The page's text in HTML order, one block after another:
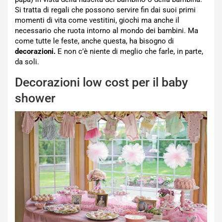
Si tratta di regali che possono servire fin dai suoi primi
momenti di vita come vestitini, giochi ma anche il
necessario che ruota intorno al mondo dei bambini. Ma
come tutte le feste, anche questa, ha bisogno di
decorazioni. E non c’è niente di meglio che farle, in parte,
da soli.
Decorazioni low cost per il baby
shower